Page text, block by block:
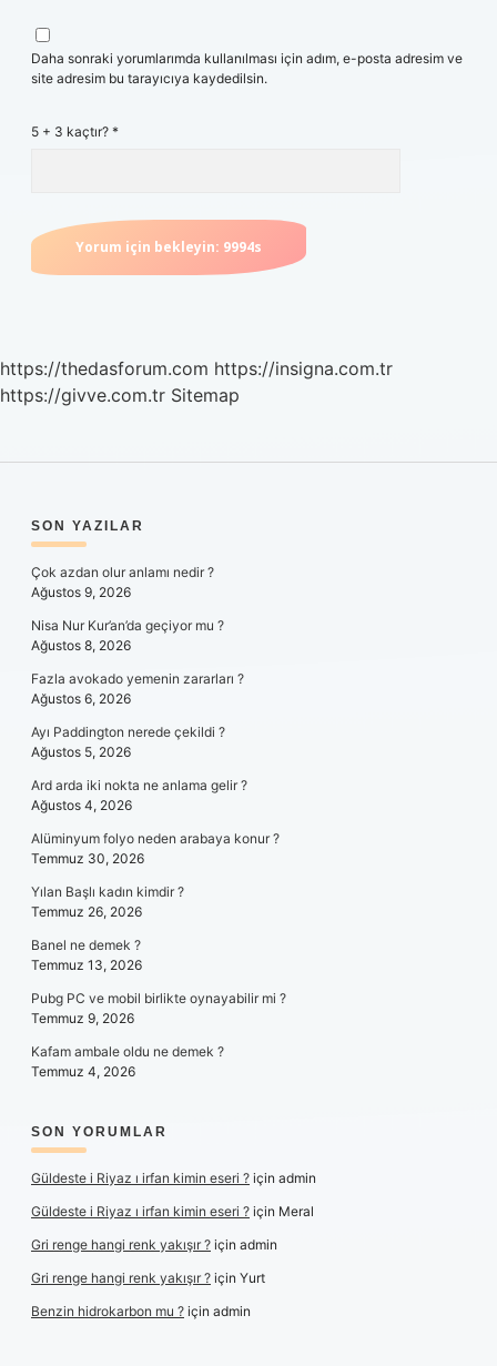
Daha sonraki yorumlarımda kullanılması için adım, e-posta adresim ve
site adresim bu tarayıcıya kaydedilsin.
5 + 3 kaçtır? *
https://thedasforum.com https://insigna.com.tr
https://givve.com.tr Sitemap
SIDEBAR
SON YAZILAR
Çok azdan olur anlamı nedir ?
Ağustos 9, 2026
Nisa Nur Kur’an’da geçiyor mu ?
Ağustos 8, 2026
Fazla avokado yemenin zararları ?
Ağustos 6, 2026
Ayı Paddington nerede çekildi ?
Ağustos 5, 2026
Ard arda iki nokta ne anlama gelir ?
Ağustos 4, 2026
Alüminyum folyo neden arabaya konur ?
Temmuz 30, 2026
Yılan Başlı kadın kimdir ?
Temmuz 26, 2026
Banel ne demek ?
Temmuz 13, 2026
Pubg PC ve mobil birlikte oynayabilir mi ?
Temmuz 9, 2026
Kafam ambale oldu ne demek ?
Temmuz 4, 2026
SON YORUMLAR
Güldeste i Riyaz ı irfan kimin eseri ? için admin
Güldeste i Riyaz ı irfan kimin eseri ? için Meral
Gri renge hangi renk yakışır ? için admin
Gri renge hangi renk yakışır ? için Yurt
Benzin hidrokarbon mu ? için admin